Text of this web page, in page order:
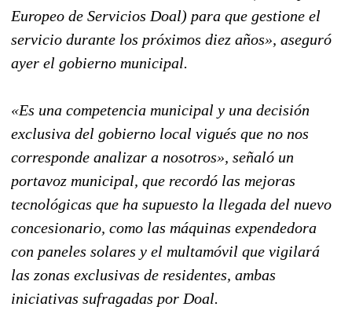
Europeo de Servicios Doal) para que gestione el
servicio durante los próximos diez años», aseguró
ayer el gobierno municipal.
«Es una competencia municipal y una decisión
exclusiva del gobierno local vigués que no nos
corresponde analizar a nosotros», señaló un
portavoz municipal, que recordó las mejoras
tecnológicas que ha supuesto la llegada del nuevo
concesionario, como las máquinas expendedora
con paneles solares y el multamóvil que vigilará
las zonas exclusivas de residentes, ambas
iniciativas sufragadas por Doal.